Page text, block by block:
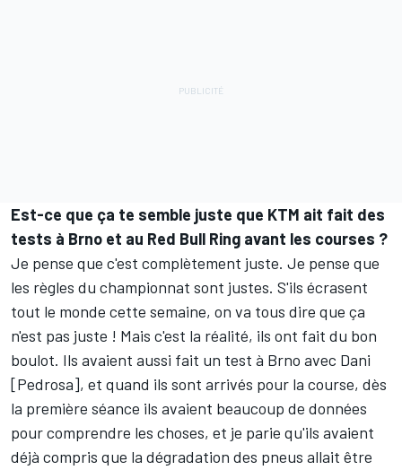
Est-ce que ça te semble juste que KTM ait fait des
tests à Brno et au Red Bull Ring avant les courses ?
Je pense que c'est complètement juste. Je pense que
les règles du championnat sont justes. S'ils écrasent
tout le monde cette semaine, on va tous dire que ça
n'est pas juste ! Mais c'est la réalité, ils ont fait du bon
boulot. Ils avaient aussi fait un test à Brno avec Dani
[Pedrosa], et quand ils sont arrivés pour la course, dès
la première séance ils avaient beaucoup de données
pour comprendre les choses, et je parie qu'ils avaient
déjà compris que la dégradation des pneus allait être